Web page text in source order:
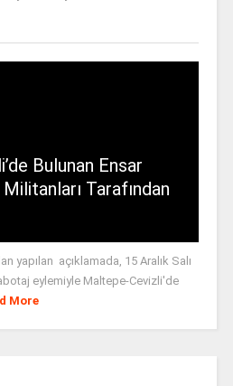
Bulunan Ensar
Tarafından
yapılan açıklamada, 15 Aralık Salı
eylemiyle Maltepe-Cevizli'de
More